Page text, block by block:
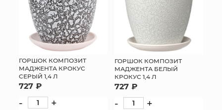
ГОРШОК КОМПОЗИТ
МАДЖЕНТА КРОКУС
СЕРЫЙ 1,4 Л
727 ₽
- +
ГОРШОК КОМПОЗИТ
МАДЖЕНТА БЕЛЫЙ
КРОКУС 1,4 Л
727 ₽
- +